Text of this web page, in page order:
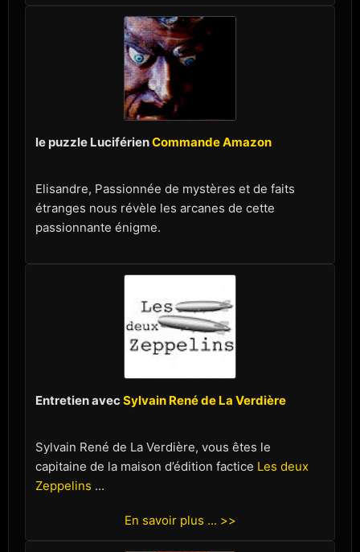
le puzzle LuciférienCommande Amazon
Elisandre, Passionnée de mystères et de faits
étranges nous révèle les arcanes de cette
passionnante énigme.
Entretien avecSylvain René de La Verdière
Sylvain René de La Verdière, vous êtes le
capitaine de la maison d’édition factice Les deux
Zeppelins ...
En savoir plus ... >>